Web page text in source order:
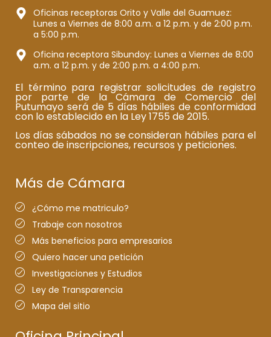
Oficinas receptoras Orito y Valle del Guamuez:
Lunes a Viernes de 8:00 a.m. a 12 p.m. y de 2:00 p.m.
a 5:00 p.m.
Oficina receptora Sibundoy: Lunes a Viernes de 8:00
a.m. a 12 p.m. y de 2:00 p.m. a 4:00 p.m.
El término para registrar solicitudes de registro
por parte de la Cámara de Comercio del
Putumayo será de 5 días hábiles de conformidad
con lo establecido en la Ley 1755 de 2015.
Los días sábados no se consideran hábiles para el
conteo de inscripciones, recursos y peticiones.
Más de Cámara
¿Cómo me matriculo?
Trabaje con nosotros
Más beneficios para empresarios
Quiero hacer una petición
Investigaciones y Estudios
Ley de Transparencia
Mapa del sitio